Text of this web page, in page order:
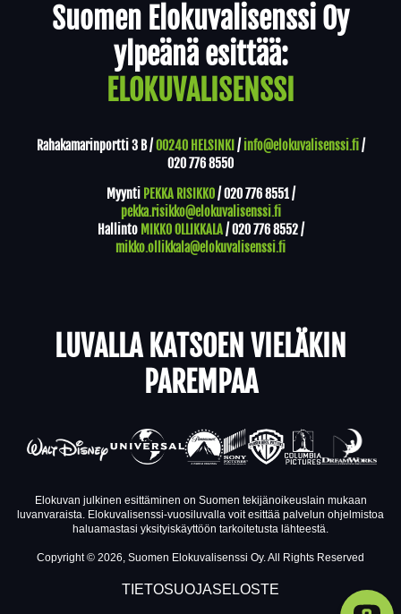
Suomen Elokuvalisenssi Oy
ylpeänä esittää:
ELOKUVALISENSSI
Rahakamarinportti 3 B /00240 HELSINKI / info@elokuvalisenssi.fi/
020 776 8550
Myynti PEKKA RISIKKO/020 776 8551/
pekka.risikko@elokuvalisenssi.fi
Hallinto MIKKO OLLIKKALA/020 776 8552/
mikko.ollikkala@elokuvalisenssi.fi
LUVALLA KATSOEN VIELÄKIN
PAREMPAA
Elokuvan julkinen esittäminen on Suomen tekijänoikeuslain mukaan
luvanvaraista. Elokuvalisenssi-vuosiluvalla voit esittää palvelun ohjelmistoa
haluamastasi yksityiskäyttöön tarkoitetusta lähteestä.
Copyright © 2026, Suomen Elokuvalisenssi Oy. All Rights Reserved
TIETOSUOJASELOSTE